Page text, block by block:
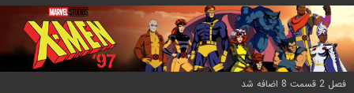
فصل 2 قسمت 8 اضافه شد